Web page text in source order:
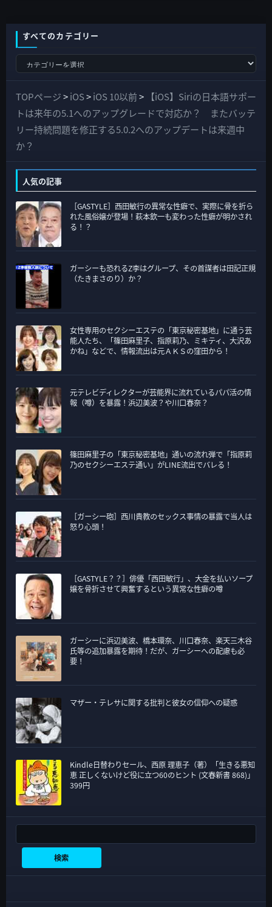
すべてのカテゴリー
て
の
カ
テ
ー
TOPページ>iOS>iOS 10以前>
【iOS】Siriの日本語サポー
トは来年の5.1へのアップグレードで対応か？ またバッテ
リー持続問題を修正する5.0.2へのアップデートは来週中
か？
人気の記事
［GASTYLE］西田敏行の異常な性癖で、実際に骨を折ら
れた風俗嬢が登場！萩本欽一も変わった性癖が明かされ
る！？
ガーシーも恐れるZ李はグループ、その首謀者は田記正規
（たきまさのり）か？
女性専用のセクシーエステの「東京秘密基地」に通う芸
能人たち、「篠田麻里子、指原莉乃、ミキティ、大沢あ
かね」などで、情報流出は元ＡＫＳの窪田から！
元テレビディレクターが芸能界に流れているパパ活の情
報（噂）を暴露！浜辺美波？や川口春奈？
篠田麻里子の「東京秘密基地」通いの流れ弾で「指原莉
乃のセクシーエステ通い」がLINE流出でバレる！
［ガーシー砲］西川貴教のセックス事情の暴露で当人は
怒り心頭！
［GASTYLE？？］俳優「西田敏行」、大金を払いソープ
嬢を骨折させて興奮するという異常な性癖の噂
ガーシーに浜辺美波、橋本環奈、川口春奈、楽天三木谷
氏等の追加暴露を期待！だが、ガーシーへの配慮も必
要！
マザー・テレサに関する批判と彼女の信仰への疑惑
Kindle日替わりセール、西原 理恵子（著）「生きる悪知
恵 正しくないけど役に立つ60のヒント (文春新書 868)」
399円
検索